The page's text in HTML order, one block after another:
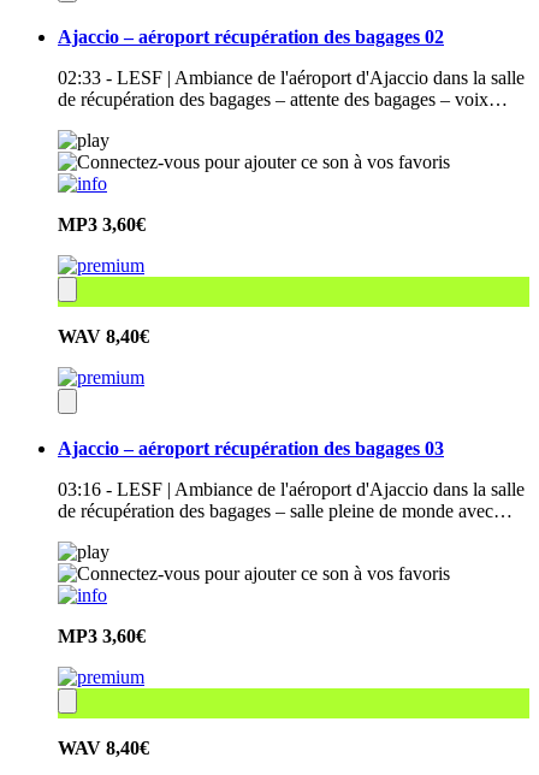
Ajaccio – aéroport récupération des bagages 02
02:33 - LESF | Ambiance de l'aéroport d'Ajaccio dans la salle
de récupération des bagages – attente des bagages – voix…
MP3 3,60€
WAV 8,40€
Ajaccio – aéroport récupération des bagages 03
03:16 - LESF | Ambiance de l'aéroport d'Ajaccio dans la salle
de récupération des bagages – salle pleine de monde avec…
MP3 3,60€
WAV 8,40€